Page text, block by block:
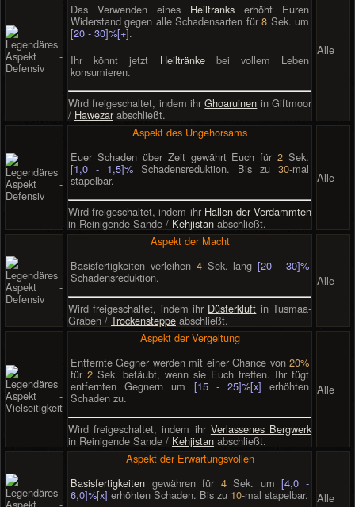
Das Verwenden eines Heiltranks erhöht Euren
Widerstand gegen alle Schadensarten für8 Sek. um
[20 - 30]%[+].
Ihr könnt jetzt Heiltränkebei vollem Leben
konsumieren.
Wird freigeschaltet, indem ihrGhoaruinen in Giftmoor
/ Hawezar abschließt.
Alle
Aspekt des Ungehorsams
Euer Schaden über Zeit gewährt Euch für2 Sek.
[1,0 - 1,5]% Schadensreduktion. Bis zu 30-mal
stapelbar.
Wird freigeschaltet, indem ihr Hallen der Verdammten
in Reinigende Sande / Kehjistan abschließt.
Alle
Aspekt der Macht
Basisfertigkeiten verleihen 4Sek. lang[20 - 30]%
Schadensreduktion.
Wird freigeschaltet, indem ihr Düsterkluft in Tusmaa-
Graben /Trockensteppe abschließt.
Alle
Aspekt der Vergeltung
Entfernte Gegner werden mit einer Chance von 20%
für2 Sek. betäubt, wenn sie Euch treffen. Ihr fügt
entfernten Gegnern um [15 - 25]%[x] erhöhten
Schaden zu.
Wird freigeschaltet, indem ihr Verlassenes Bergwerk
in Reinigende Sande / Kehjistan abschließt.
Alle
Aspekt der Erwartungsvollen
Basisfertigkeiten gewähren für 4Sek. um[4,0 -
6,0]%[x] erhöhten Schaden. Bis zu 10-mal stapelbar. Alle